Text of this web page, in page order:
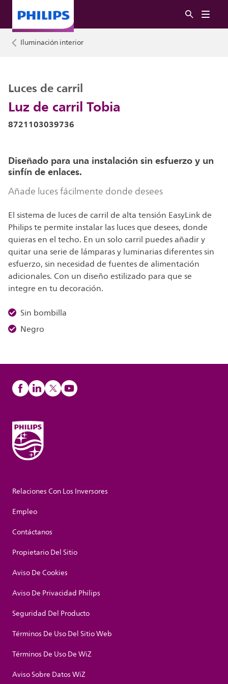
Iluminación interior
Luz de carril Tobia
Luces de carril
8721103039736
Diseñado para una instalación sin esfuerzo y un
sinfín de enlaces.
Añade luces fácilmente donde desees
El sistema de luces de carril de alta tensión EasyLink de
Philips te permite instalar las luces que desees, donde
quieras en el techo. En un solo carril puedes añadir y
quitar una serie de lámparas y luminarias diferentes sin
esfuerzo, sin necesidad de fuentes de alimentación
adicionales. Con un diseño estilizado para que se
integre en tu decoración.
Sin bombilla
Negro
Relaciones Con Los Inversores
Empleo
Contáctanos
Propietario Del Sitio
Aviso De Cookies
Aviso De Privacidad Philips
Seguridad Del Producto
Términos De Uso Del Sitio Web
Términos De Uso De WiZ
Aviso Sobre Datos WiZ